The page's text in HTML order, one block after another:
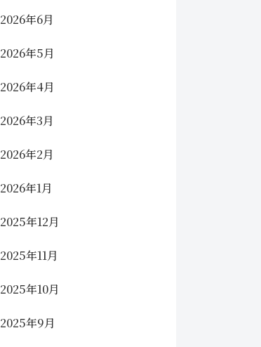
2026年6月
2026年5月
2026年4月
2026年3月
2026年2月
2026年1月
2025年12月
2025年11月
2025年10月
2025年9月